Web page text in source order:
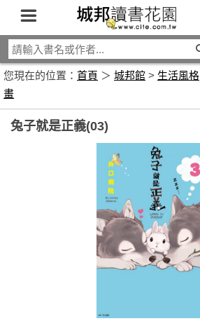
您現在的位置： 首頁 ＞ 城邦館 > 生活風格
畫
兔子就是正義(03)